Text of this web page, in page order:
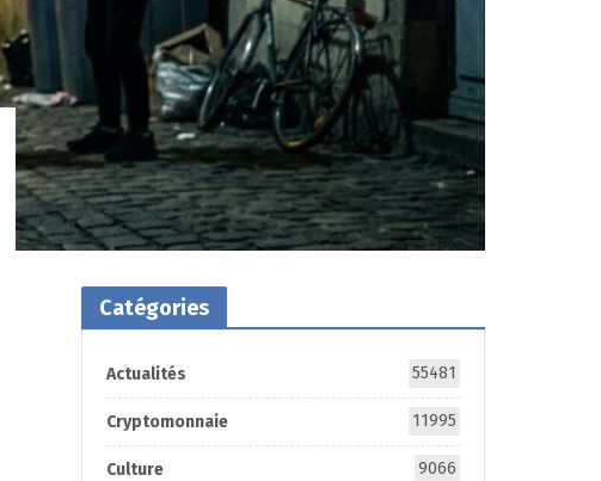
Catégories
Actualités 55481
Cryptomonnaie 11995
Culture 9066